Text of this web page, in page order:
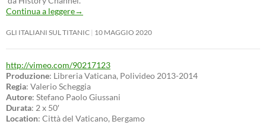
Continua a leggere→
GLI ITALIANI SUL TITANIC 10 MAGGIO 2020
http://vimeo.com/90217123
Produzione: Libreria Vaticana, Polivideo 2013-2014
Regia: Valerio Scheggia
Autore: Stefano Paolo Giussani
Durata: 2 x 50′
Location: Città del Vaticano, Bergamo